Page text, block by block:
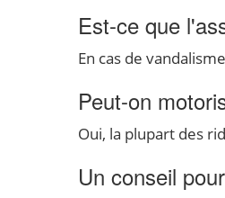
Est-ce que
En cas de
Peut-on
Oui, la plupart des
Un conseil